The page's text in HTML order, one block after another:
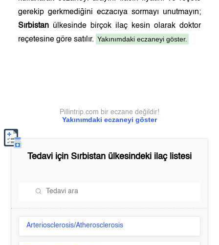
gerekip gerkmediğini eczacıya sormayı unutmayın;
Sırbistan ülkesinde birçok ilaç kesin olarak doktor
reçetesine göre satılır. Yakınımdaki eczaneyi göster.
Yakınımdaki eczaneyi göster
Pillintrip.com bir eczane değildir!
Tedavi için Sırbistan ülkesindeki ilaç listesi
Arteriosclerosis/Atherosclerosis